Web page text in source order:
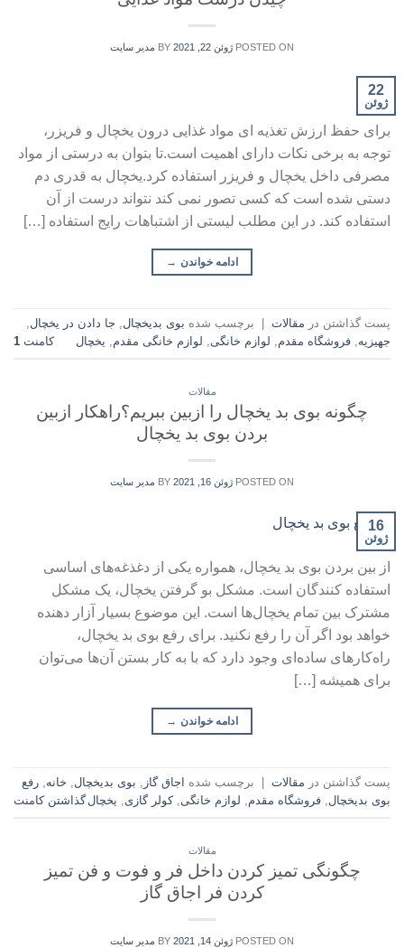
POSTED ON ژوئن 22, 2021 BY مدیر سایت
22
ژوئن
برای حفظ ارزش تغذیه ای مواد غذایی درون یخچال و فریزر،
توجه به برخی نکات دارای اهمیت است.تا بتوان به درستی از مواد
مصرفی داخل یخچال و فریزر استفاده کرد.یخچال به قدری دم
دستی شده است که کسی تصور نمی کند نتواند درست از آن
استفاده کند. در این مطلب لیستی از اشتباهات رایج استفاده […]
ادامه خواندن →
پست گذاشتن در مقالات برچسب شده بوی بدیخچال جا دادن در یخچال
جهیزیه فروشگاه مقدم لوازم خانگی لوازم خانگی مقدم یخچال کامنت 1
مقالات
چگونه بوی بد یخچال را ازبین ببریم؟راهکار ازبین
بردن بوی بد یخچال
POSTED ON ژوئن 16, 2021 BY مدیر سایت
16
ژوئن
از بین بردن بوی بد یخچال، همواره یکی از دغذغه‌های اساسی
استفاده کنندگان است. مشکل بو گرفتن یخچال، یک مشکل
مشترک بین تمام یخچال‌ها است. این موضوع بسیار آزار دهنده
خواهد بود اگر آن را رفع نکنید. برای رفع بوی بد یخچال،
راه‌کارهای ساده‌ای وجود دارد که با به کار بستن آن‌ها می‌توان
برای همیشه […]
ادامه خواندن →
پست گذاشتن در مقالات برچسب شده اجاق گاز بوی بدیخچال خانه رفع
بوی بدیخچال فروشگاه مقدم لوازم خانگی ,کولر گازی یخچال گذاشتن کامنت
مقالات
چگونگی تمیز کردن داخل فر و فوت و فن تمیز
کردن فر اجاق گاز
POSTED ON ژوئن 14, 2021 BY مدیر سایت